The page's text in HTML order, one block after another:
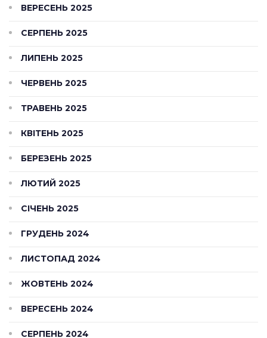
ВЕРЕСЕНЬ 2025
СЕРПЕНЬ 2025
ЛИПЕНЬ 2025
ЧЕРВЕНЬ 2025
ТРАВЕНЬ 2025
КВІТЕНЬ 2025
БЕРЕЗЕНЬ 2025
ЛЮТИЙ 2025
СІЧЕНЬ 2025
ГРУДЕНЬ 2024
ЛИСТОПАД 2024
ЖОВТЕНЬ 2024
ВЕРЕСЕНЬ 2024
СЕРПЕНЬ 2024